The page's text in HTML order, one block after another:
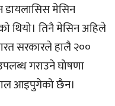
डायलासिस मेसिन
थियो। तिनै मेसिन अहिले
सरकारले हालै २००
गराउने घोषणा
आइपुगेको छैन।